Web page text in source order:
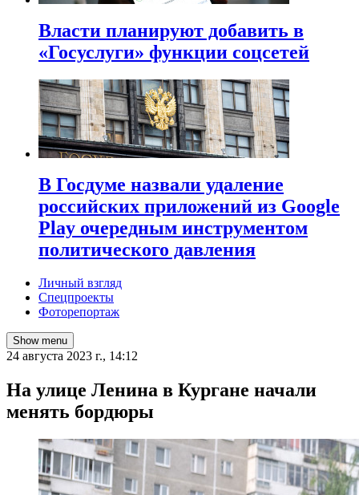
Власти планируют добавить в
«Госуслуги» функции соцсетей
В Госдуме назвали удаление
российских приложений из Google
Play очередным инструментом
политического давления
Личный взгляд
Спецпроекты
Фоторепортаж
Show menu
24 августа 2023 г., 14:12
На улице Ленина в Кургане начали
менять бордюры